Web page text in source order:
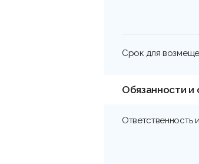
Срок для
Обязанности и
Ответственность